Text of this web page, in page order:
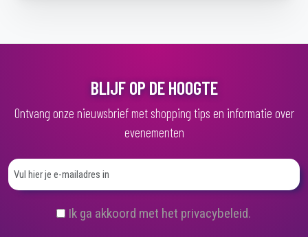
BLIJF OP DE HOOGTE
Ontvang onze nieuwsbrief met shopping tips en informatie over
evenementen
(
Ik ga akkoord met het privacybeleid.